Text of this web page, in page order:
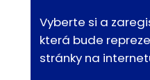
Vyberte si a
která bude
stránky na